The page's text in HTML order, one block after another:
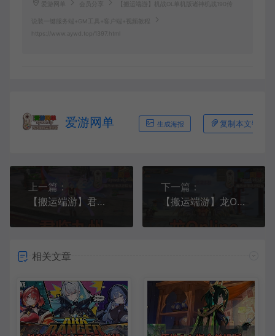
爱游网单 【搬运端游】机战OL单机版诸神机战190传
说装一键服务端+GM工具+客户端+视频教程
https://www.aywd.top/1397.html
爱游网单 生成海报 复制本文链接
上一篇：
【搬运端游】君临九州一键服务端+GM后台+客户端+视频教程
下一篇：
【搬运端游】龙Online虚拟机一键服务端+GM工具+GM模式+注册站+登录器+客户端+视频教程
相关文章